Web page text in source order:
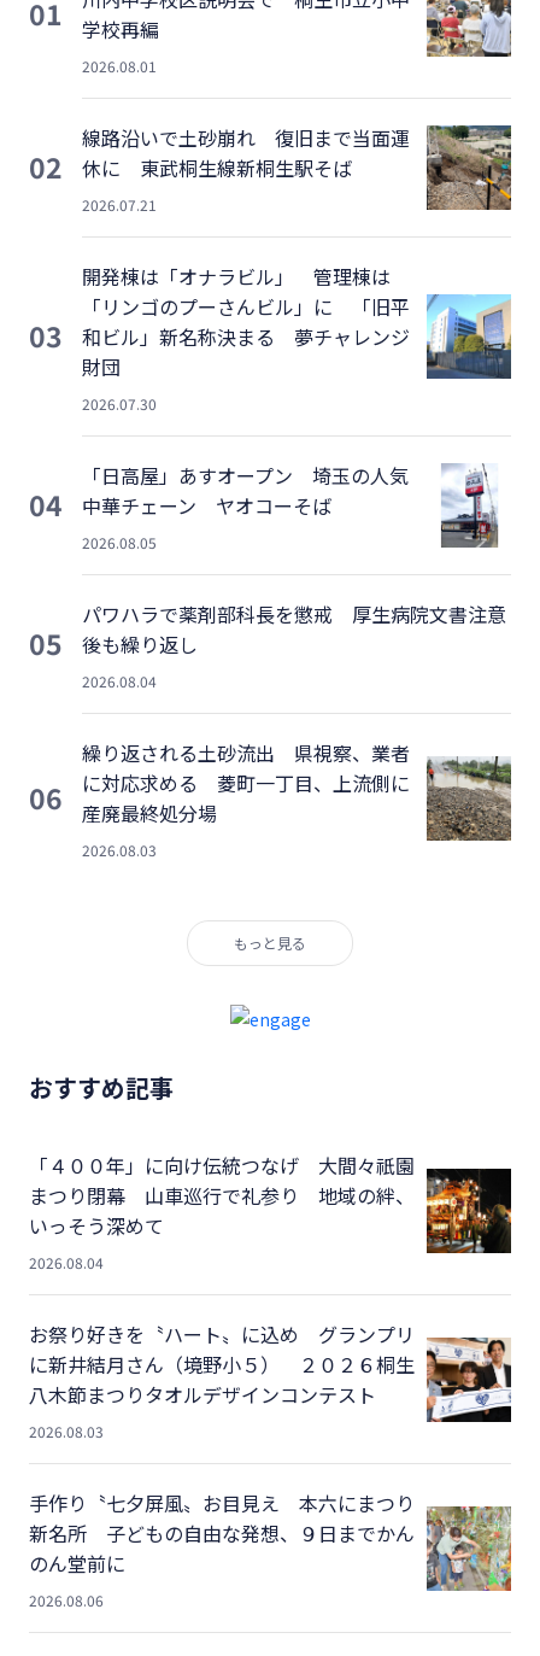
01
学校再編
2026.08.01
02
線路沿いで土砂崩れ 復旧まで当面運
休に 東武桐生線新桐生駅そば
2026.07.21
03
開発棟は「オナラビル」 管理棟は
「リンゴのプーさんビル」に 「旧平
和ビル」新名称決まる 夢チャレンジ
財団
2026.07.30
04
「日高屋」あすオープン 埼玉の人気
中華チェーン ヤオコーそば
2026.08.05
05
パワハラで薬剤部科長を懲戒 厚生病院文書注意
後も繰り返し
2026.08.04
06
繰り返される土砂流出 県視察、業者
に対応求める 菱町一丁目、上流側に
産廃最終処分場
2026.08.03
もっと見る
おすすめ記事
「４００年」に向け伝統つなげ 大間々祇園
まつり閉幕 山車巡行で礼参り 地域の絆、
いっそう深めて
2026.08.04
お祭り好きを〝ハート〟に込め グランプリ
に新井結月さん（境野小５） ２０２６桐生
八木節まつりタオルデザインコンテスト
2026.08.03
手作り〝七夕屏風〟お目見え 本六にまつり
新名所 子どもの自由な発想、９日までかん
のん堂前に
2026.08.06